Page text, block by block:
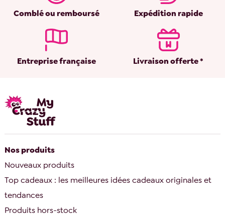
Comblé ou remboursé Expédition rapide
Entreprise française Livraison offerte *
Nos produits
Nouveaux produits
Top cadeaux : les meilleures idées cadeaux originales et
tendances
Produits hors-stock